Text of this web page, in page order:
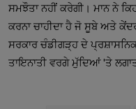
ਸਮਝੌਤਾ ਨਹੀਂ ਕਰੇਗੀ। ਮਾਨ ਨੇ
ਕਰਨਾ ਚਾਹੀਦਾ ਹੈ ਜੋ ਸੂਬੇ ਅਤੇ
ਸਰਕਾਰ ਚੰਡੀਗੜ੍ਹ ਦੇ
ਤਾਇਨਾਤੀ ਵਰਗੇ ਮੁੱਦਿਆਂ 'ਤੇ